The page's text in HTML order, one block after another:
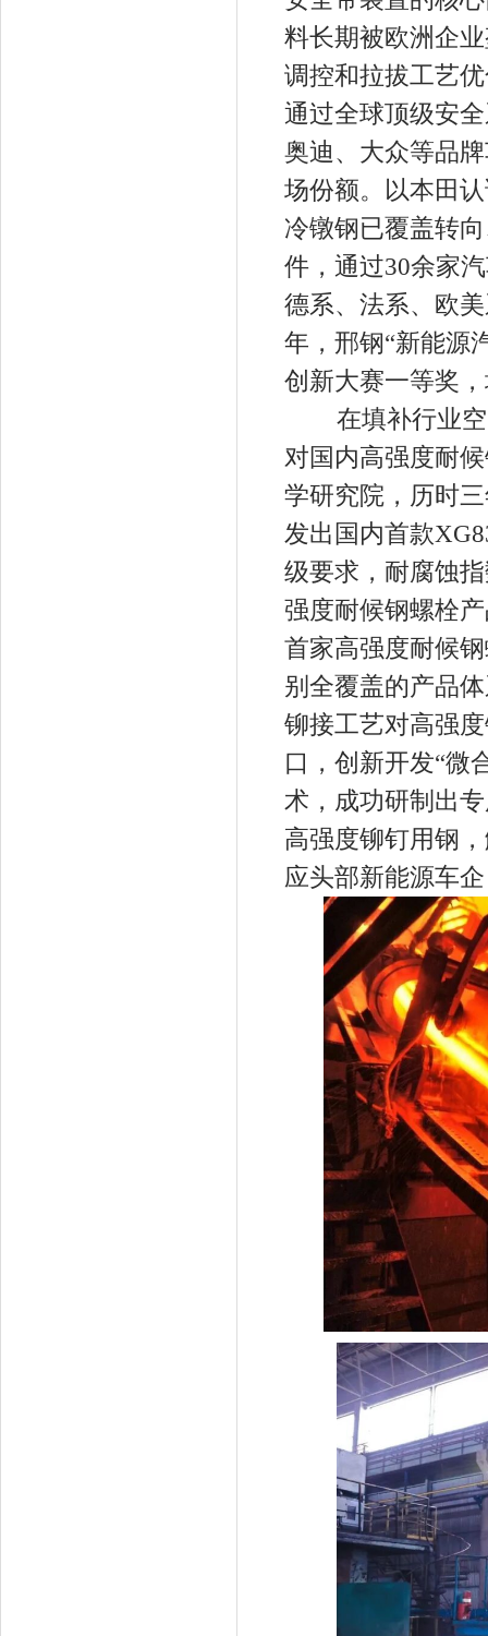
料长期被欧洲企
调控和拉拔工艺
通过全球顶级安
奥迪、大众等品
场份额。以本田
冷镦钢已覆盖转
件，通过30余家
德系、法系、欧
年，邢钢“新能源
创新大赛一等奖
在填补行业空
对国内高强度耐
学研究院，历时
发出国内首款
级要求，耐腐蚀
强度耐候钢螺栓
首家高强度耐候
别全覆盖的产品
铆接工艺对高强
口，创新开发“微
术，成功研制出
高强度铆钉用钢
应头部新能源车